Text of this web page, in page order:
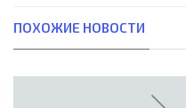
ПОХОЖИЕ НОВОСТИ